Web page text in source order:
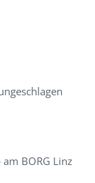
BORG Linz